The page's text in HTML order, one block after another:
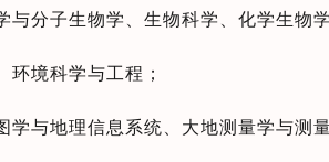
与分子生物学、生物科学、化学生物
环境科学与工程；
学与地理信息系统、大地测量学与测